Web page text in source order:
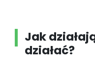
Jak
działać?